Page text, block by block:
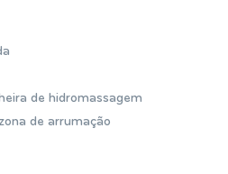
de hidromassagem
de arrumação